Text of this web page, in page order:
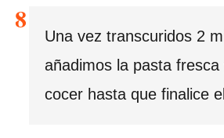
Una vez transcuridos 2
añadimos la pasta fresca
cocer hasta que finalice